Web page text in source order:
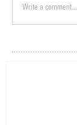
Write a comment...